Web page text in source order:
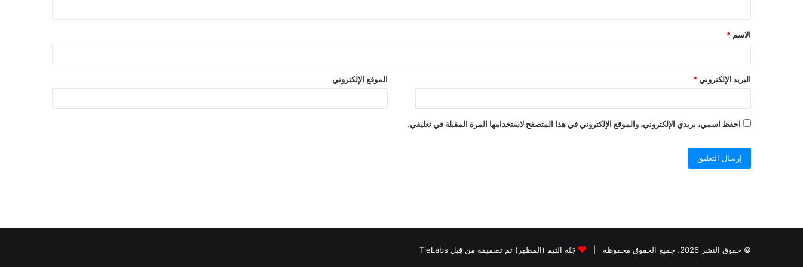
الاسم *
البريد الإلكتروني * الموقع الإلكتروني
احفظ اسمي، بريدي الإلكتروني، والموقع الإلكتروني في هذا المتصفح لاستخدامها المرة المقبلة في تعليقي.
© حقوق النشر 2026، جميع الحقوق محفوظة | جَنَّة الثيم (المظهر) تم تصميمه من قِبل TieLabs